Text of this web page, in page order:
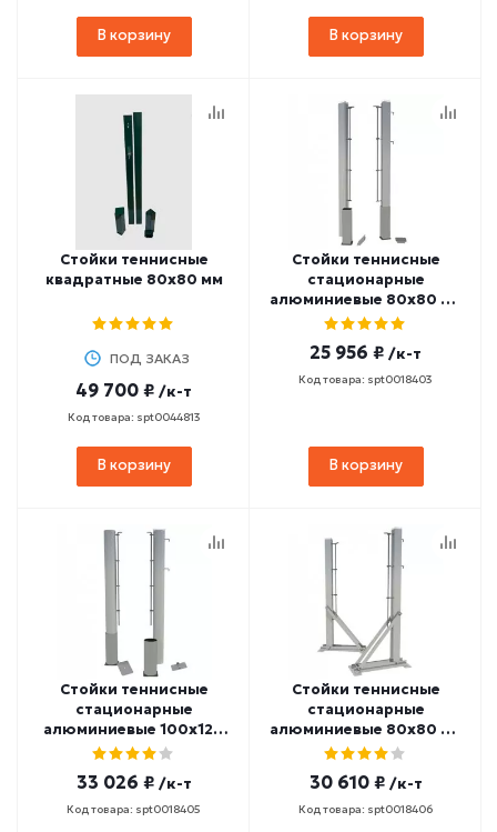
В корзину В корзину
Стойки теннисные
квадратные 80х80 мм
ПОД ЗАКАЗ
49 700 ₽ /к-т
Код товара: spt0044813
В корзину
Стойки теннисные
стационарные
алюминиевые 80х80 мм
со стаканами
25 956 ₽ /к-т
Код товара: spt0018403
В корзину
Стойки теннисные
стационарные
алюминиевые 100х120
мм со стаканами
33 026 ₽ /к-т
Код товара: spt0018405
Стойки теннисные
стационарные
алюминиевые 80х80 мм
с "башмаком"
30 610 ₽ /к-т
Код товара: spt0018406